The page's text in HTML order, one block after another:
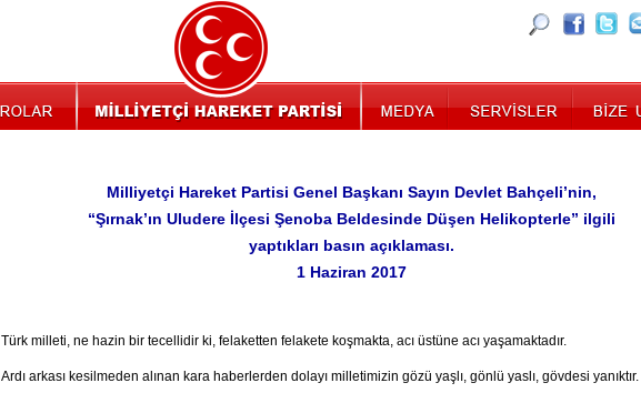
Milliyetçi Hareket Partisi Genel Başkanı Sayın Devlet Bahçeli’nin,
“Şırnak’ın Uludere İlçesi Şenoba Beldesinde Düşen Helikopterle” ilgili
yaptıkları basın açıklaması.
1 Haziran 2017
Türk milleti, ne hazin bir tecellidir ki, felaketten felakete koşmakta, acı üstüne acı yaşamaktadır.
Ardı arkası kesilmeden alınan kara haberlerden dolayı milletimizin gözü yaşlı, gönlü yaslı, gövdesi yanıktır.